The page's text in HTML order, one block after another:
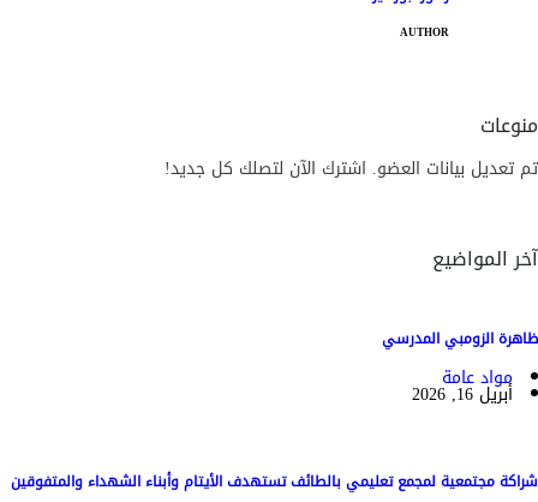
AUTHOR
منوعات
تم تعديل بيانات العضو. اشترك الآن لتصلك كل جديد!
آخر المواضيع
ظاهرة الزومبي المدرسي
مواد عامة
أبريل 16, 2026
شراكة مجتمعية لمجمع تعليمي بالطائف تستهدف الأيتام وأبناء الشهداء والمتفوقين